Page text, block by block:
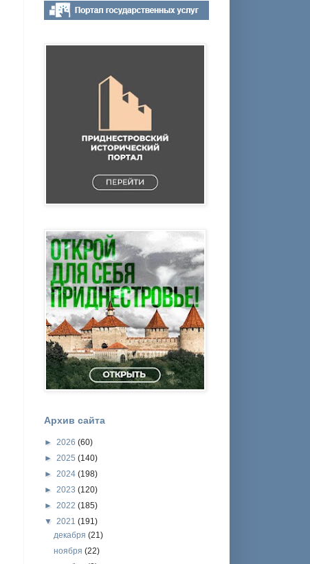
Архив сайта
► 2026 (60)
► 2025 (140)
► 2024 (198)
► 2023 (120)
► 2022 (185)
▼ 2021 (191)
декабря(21)
ноября(22)